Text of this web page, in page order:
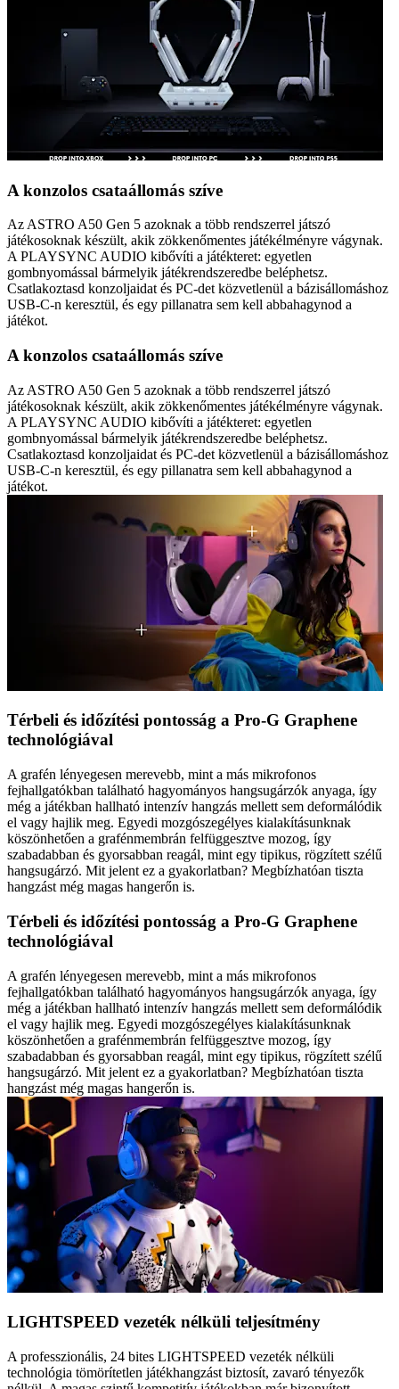
A konzolos csataállomás szíve
Az ASTRO A50 Gen 5 azoknak a több rendszerrel játszó
játékosoknak készült, akik zökkenőmentes játékélményre vágynak.
A PLAYSYNC AUDIO kibővíti a játékteret: egyetlen
gombnyomással bármelyik játékrendszeredbe beléphetsz.
Csatlakoztasd konzoljaidat és PC-det közvetlenül a bázisállomáshoz
USB-C-n keresztül, és egy pillanatra sem kell abbahagynod a
játékot.
A konzolos csataállomás szíve
Az ASTRO A50 Gen 5 azoknak a több rendszerrel játszó
játékosoknak készült, akik zökkenőmentes játékélményre vágynak.
A PLAYSYNC AUDIO kibővíti a játékteret: egyetlen
gombnyomással bármelyik játékrendszeredbe beléphetsz.
Csatlakoztasd konzoljaidat és PC-det közvetlenül a bázisállomáshoz
USB-C-n keresztül, és egy pillanatra sem kell abbahagynod a
játékot.
Térbeli és időzítési pontosság a Pro-G Graphene
technológiával
A grafén lényegesen merevebb, mint a más mikrofonos
fejhallgatókban található hagyományos hangsugárzók anyaga, így
még a játékban hallható intenzív hangzás mellett sem deformálódik
el vagy hajlik meg. Egyedi mozgószegélyes kialakításunknak
köszönhetően a grafénmembrán felfüggesztve mozog, így
szabadabban és gyorsabban reagál, mint egy tipikus, rögzített szélű
hangsugárzó. Mit jelent ez a gyakorlatban? Megbízhatóan tiszta
hangzást még magas hangerőn is.
Térbeli és időzítési pontosság a Pro-G Graphene
technológiával
A grafén lényegesen merevebb, mint a más mikrofonos
fejhallgatókban található hagyományos hangsugárzók anyaga, így
még a játékban hallható intenzív hangzás mellett sem deformálódik
el vagy hajlik meg. Egyedi mozgószegélyes kialakításunknak
köszönhetően a grafénmembrán felfüggesztve mozog, így
szabadabban és gyorsabban reagál, mint egy tipikus, rögzített szélű
hangsugárzó. Mit jelent ez a gyakorlatban? Megbízhatóan tiszta
hangzást még magas hangerőn is.
LIGHTSPEED vezeték nélküli teljesítmény
A professzionális, 24 bites LIGHTSPEED vezeték nélküli
technológia tömörítetlen játékhangzást biztosít, zavaró tényezők